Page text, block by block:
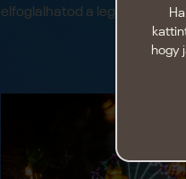
elfoglalhatod a legjobb
hogy